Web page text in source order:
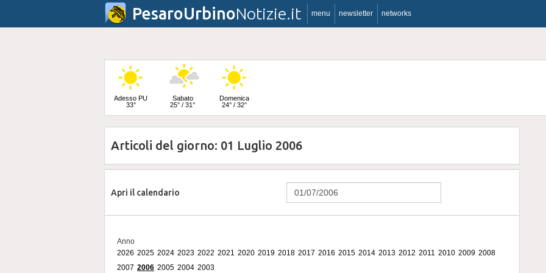
PesaroUrbinoNotizie.it menu newsletter networks
Adesso PU
33°
Sabato
25° / 31°
Domenica
24° / 32°
Articoli del giorno: 01 Luglio 2006
Apri il calendario
Anno
2026 2025 2024 2023 2022 2021 2020 2019 2018 2017 2016 2015 2014 2013 2012 2011 2010 2009 2008
2007 2006 2005 2004 2003